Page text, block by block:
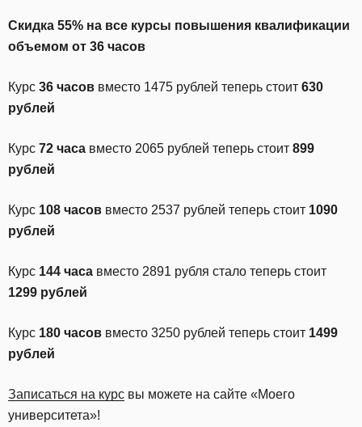
Скидка 55% на все курсы повышения квалификации
объемом от 36 часов
Курс 36 часов вместо 1475 рублей теперь стоит 630
рублей
Курс 72 часа вместо 2065 рублей теперь стоит 899
рублей
Курс 108 часов вместо 2537 рублей теперь стоит 1090
рублей
Курс 144 часа вместо 2891 рубля стало теперь стоит
1299 рублей
Курс 180 часов вместо 3250 рублей теперь стоит 1499
рублей
Записаться на курс вы можете на сайте «Моего
университета»!